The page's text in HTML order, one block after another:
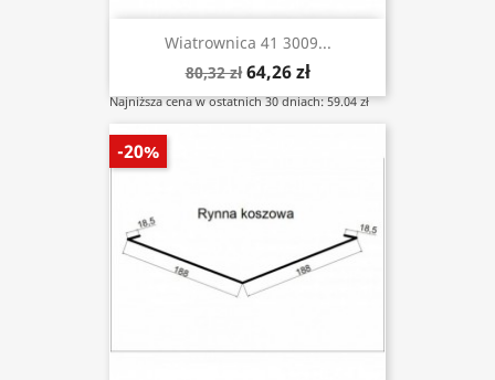
Wiatrownica 41 3009...
80,32 zł 64,26 zł
Najniższa cena w ostatnich 30 dniach: 59.04 zł
-20%